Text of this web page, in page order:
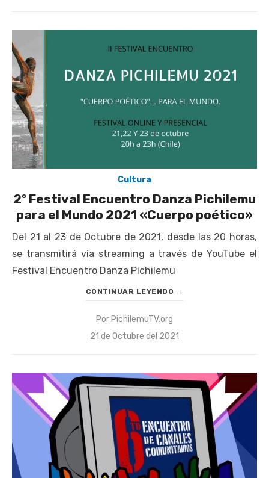
Cultura
2º Festival Encuentro Danza Pichilemu
para el Mundo 2021 «Cuerpo poético»
Del 21 al 23 de Octubre de 2021, desde las 20 horas,
se transmitirá vía streaming a través de YouTube el
Festival Encuentro Danza Pichilemu
CONTINUAR LEYENDO →
Por PichilemuTV.org
Publicado
21 de Octubre del 2021